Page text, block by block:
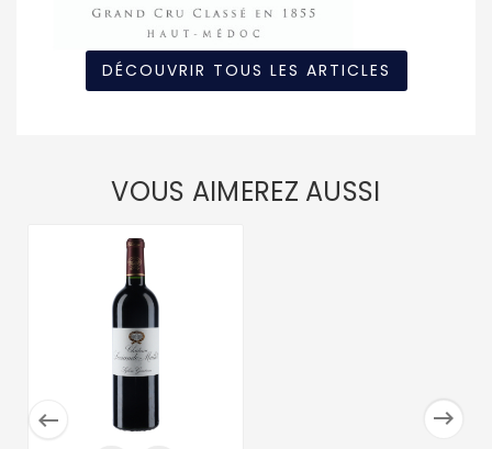
DÉCOUVRIR TOUS LES ARTICLES
VOUS AIMEREZ AUSSI
 